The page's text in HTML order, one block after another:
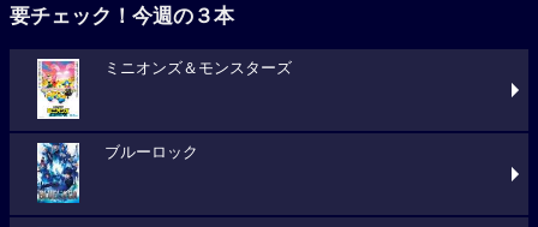
要チェック！今週の３本
ミニオンズ＆モンスターズ
ブルーロック